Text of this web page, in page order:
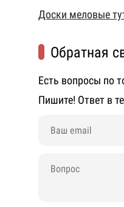
Доски меловые
Обратная
Есть вопросы по
Пишите! Ответ в